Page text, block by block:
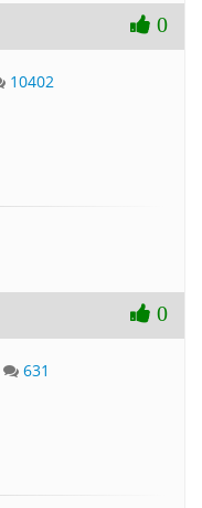
0
10402
0
631